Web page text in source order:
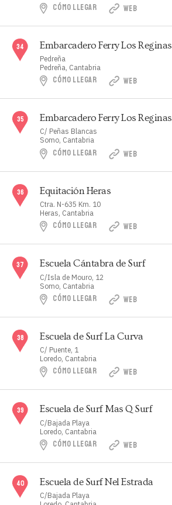
CÓMO LLEGAR WEB
Embarcadero Ferry Los Reginas
Pedreña
Pedreña, Cantabria
CÓMO LLEGAR WEB
Embarcadero Ferry Los Reginas
C/ Peñas Blancas
Somo, Cantabria
CÓMO LLEGAR WEB
Equitación Heras
Ctra. N-635 Km. 10
Heras, Cantabria
CÓMO LLEGAR WEB
Escuela Cántabra de Surf
C/Isla de Mouro, 12
Somo, Cantabria
CÓMO LLEGAR WEB
Escuela de Surf La Curva
C/ Puente, 1
Loredo, Cantabria
CÓMO LLEGAR WEB
Escuela de Surf Mas Q Surf
C/Bajada Playa
Loredo, Cantabria
CÓMO LLEGAR WEB
Escuela de Surf Nel Estrada
C/Bajada Playa